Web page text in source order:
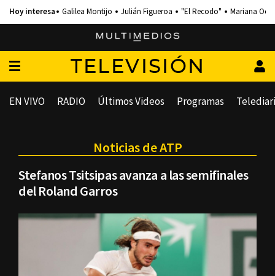
Galilea Montijo Julián Figueroa "El Recodo" Mariana
TELEVISIÓN
EN VIVO RADIO Últimos Videos Programas
Noticias de ATP
Stefanos Tsitsipas avanza a las semifinales
del Roland Garros